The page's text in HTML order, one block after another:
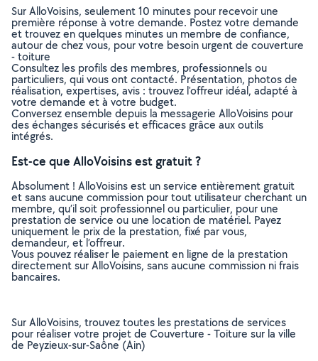
Sur AlloVoisins, seulement 10 minutes pour recevoir une
première réponse à votre demande. Postez votre demande
et trouvez en quelques minutes un membre de confiance,
autour de chez vous, pour votre besoin urgent de couverture
- toiture
Consultez les profils des membres, professionnels ou
particuliers, qui vous ont contacté. Présentation, photos de
réalisation, expertises, avis : trouvez l'offreur idéal, adapté à
votre demande et à votre budget.
Conversez ensemble depuis la messagerie AlloVoisins pour
des échanges sécurisés et efficaces grâce aux outils
intégrés.
Est-ce que AlloVoisins est gratuit ?
Absolument ! AlloVoisins est un service entièrement gratuit
et sans aucune commission pour tout utilisateur cherchant un
membre, qu’il soit professionnel ou particulier, pour une
prestation de service ou une location de matériel. Payez
uniquement le prix de la prestation, fixé par vous,
demandeur, et l’offreur.
Vous pouvez réaliser le paiement en ligne de la prestation
directement sur AlloVoisins, sans aucune commission ni frais
bancaires.
Sur AlloVoisins, trouvez toutes les prestations de services
pour réaliser votre projet de Couverture - Toiture sur la ville
de Peyzieux-sur-Saône (Ain)